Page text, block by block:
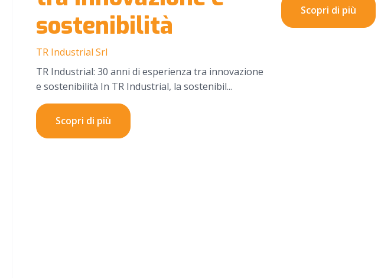
sostenibilità
TR Industrial Srl
TR Industrial: 30 anni di esperienza tra innovazione
e sostenibilità In TR Industrial, la sostenibil...
Scopri di più
Scopri di più